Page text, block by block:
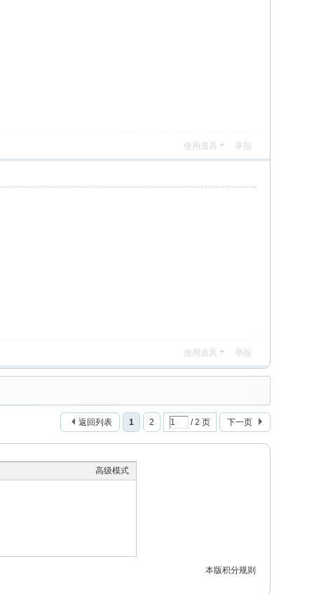
使用道具 举报
使用道具 举报
1 2 / 2 页 下一页
返回列表
高级模式
本版积分规则